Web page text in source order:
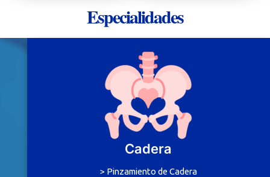
Especialidades
Cadera
> Pinzamiento de Cadera